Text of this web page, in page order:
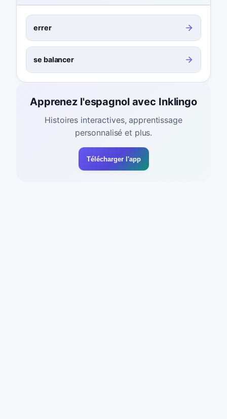
errer
se balancer
Apprenez l'espagnol avec Inklingo
Histoires interactives, apprentissage
personnalisé et plus.
Télécharger l'app